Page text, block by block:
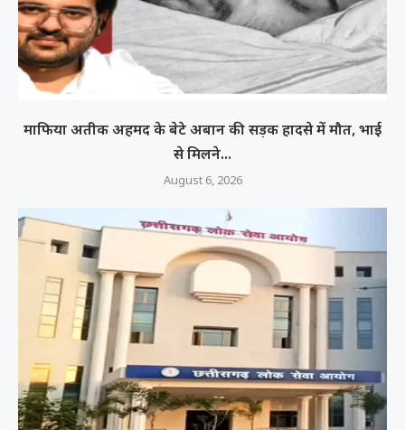
माफिया अतीक अहमद के बेटे अबान की सड़क हादसे में मौत, भाई
से मिलने...
August 6, 2026